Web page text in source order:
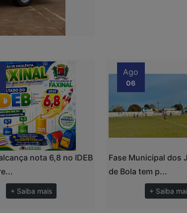
nota 6,8 no IDEB
+ Saiba mais
Ago
06
Fase Municipal dos
de Bola tem p...
+ Saiba